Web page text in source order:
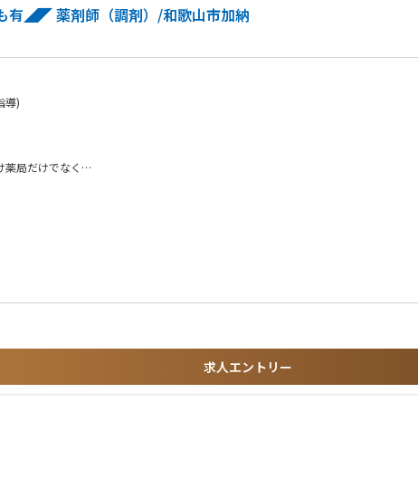
◢◤ 薬剤師（調剤）/和歌山市加納
導)
局だけでなく
ス。
たしているため
実現。
し、地域医療の
制度】
舗を統括するエリアマネージャー、さらに多くの店舗を統括していく支店長、ブ
求人エントリー